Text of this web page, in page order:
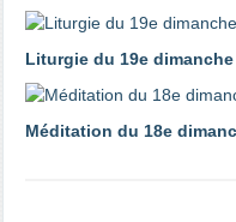
Liturgie du 19e
Méditation du 18e